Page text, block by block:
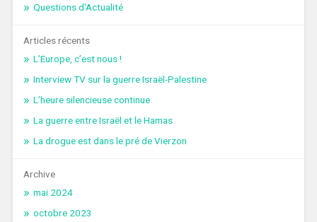
Questions d'Actualité
Articles récents
L’Europe, c’est nous !
Interview TV sur la guerre Israël-Palestine
L’heure silencieuse continue
La guerre entre Israël et le Hamas
La drogue est dans le pré de Vierzon
Archive
mai 2024
octobre 2023